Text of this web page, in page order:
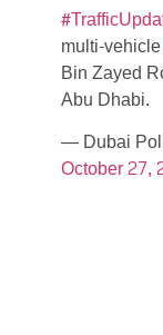
multi-vehicle
Bin Zayed
Abu Dhabi.
October 27,